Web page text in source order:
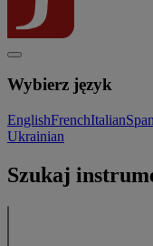
Wybierz język
EnglishFrenchItalian
Ukrainian
Szukaj